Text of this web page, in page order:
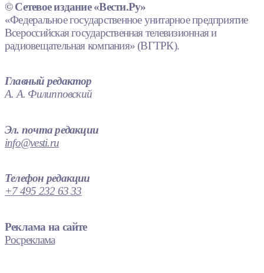
© Сетевое издание «Вести.Ру»
«Федеральное государственное унитарное предприятие
Всероссийская государственная телевизионная и
радиовещательная компания» (ВГТРК).
Главный редактор
А. А. Филипповский
Эл. почта редакции
info@vesti.ru
Телефон редакции
+7 495 232 63 33
Реклама на сайте
Росреклама